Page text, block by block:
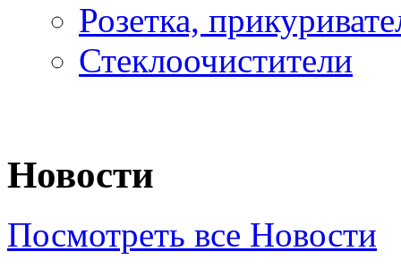
Розетка,
Стеклоочистители
Новости
Посмотреть все Новости